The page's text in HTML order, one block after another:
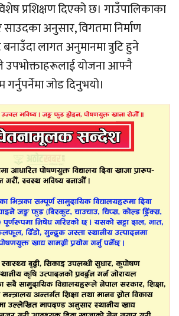
प्रशिक्षण दिएको छ। गाउँपालिकाका
अनुसार, विगतमा निर्माण
लागत अनुमानमा त्रुटि हुने
उपभोक्ताहरूलाई योजना आफ्नै
गर्नुपर्नेमा जोड दिनुभयो।